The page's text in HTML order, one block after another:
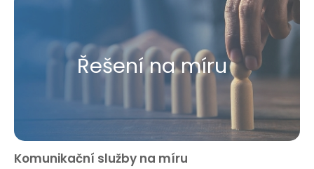
Řešení na míru
Komunikační služby na míru